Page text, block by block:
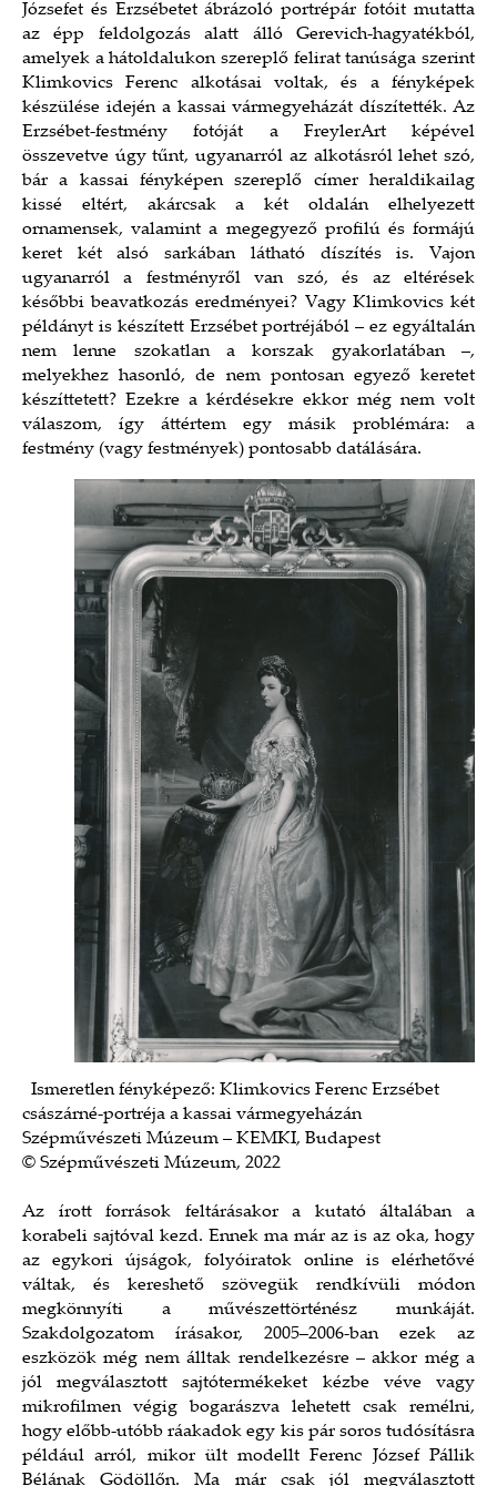
Józsefet és Erzsébetet ábrázoló portrépár fotóit mutatta
az épp feldolgozás alatt álló Gerevich-hagyatékból,
amelyek a hátoldalukon szereplő felirat tanúsága szerint
Klimkovics Ferenc alkotásai voltak, és a fényképek
készülése idején a kassai vármegyeházát díszítették. Az
Erzsébet-festmény fotóját a FreylerArt képével
összevetve úgy tűnt, ugyanarról az alkotásról lehet szó,
bár a kassai fényképen szereplő címer heraldikailag
kissé eltért, akárcsak a két oldalán elhelyezett
ornamensek, valamint a megegyező profilú és formájú
keret két alsó sarkában látható díszítés is. Vajon
ugyanarról a festményről van szó, és az eltérések
későbbi beavatkozás eredményei? Vagy Klimkovics két
példányt is készített Erzsébet portréjából – ez egyáltalán
nem lenne szokatlan a korszak gyakorlatában –,
melyekhez hasonló, de nem pontosan egyező keretet
készíttetett? Ezekre a kérdésekre ekkor még nem volt
válaszom, így áttértem egy másik problémára: a
festmény (vagy festmények) pontosabb datálására.
Ismeretlen fényképező: Klimkovics Ferenc Erzsébet
császárné-portréja a kassai vármegyeházán
Szépművészeti Múzeum – KEMKI, Budapest
© Szépművészeti Múzeum, 2022
Az írott források feltárásakor a kutató általában a
korabeli sajtóval kezd. Ennek ma már az is az oka, hogy
az egykori újságok, folyóiratok online is elérhetővé
váltak, és kereshető szövegük rendkívüli módon
megkönnyíti a művészettörténész munkáját.
Szakdolgozatom írásakor, 2005–2006-ban ezek az
eszközök még nem álltak rendelkezésre – akkor még a
jól megválasztott sajtótermékeket kézbe véve vagy
mikrofilmen végig bogarászva lehetett csak remélni,
hogy előbb-utóbb ráakadok egy kis pár soros tudósításra
például arról, mikor ült modellt Ferenc József Pállik
Bélának Gödöllőn. Ma már csak jól megválasztott